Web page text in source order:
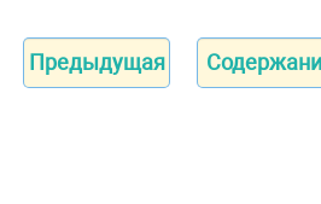
Предыдущая